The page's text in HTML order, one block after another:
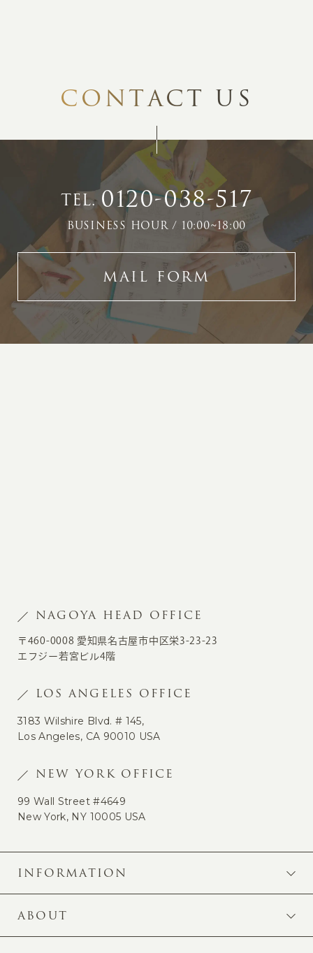
CONTACT US
TEL.0120-038-517
BUSINESS HOUR / 10:00~18:00
MAIL FORM
NAGOYA HEAD OFFICE
〒460-0008 愛知県名古屋市中区栄3-23-23
エフジー若宮ビル4階
LOS ANGELES OFFICE
3183 Wilshire Blvd. # 145,
Los Angeles, CA 90010 USA
NEW YORK OFFICE
99 Wall Street #4649
New York, NY 10005 USA
INFORMATION
ABOUT